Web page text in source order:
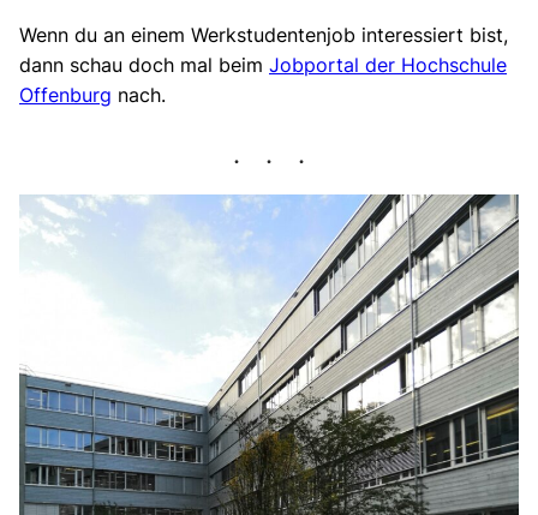
Wenn du an einem Werkstudentenjob interessiert bist,
dann schau doch mal beim Jobportal der Hochschule
Offenburg nach.